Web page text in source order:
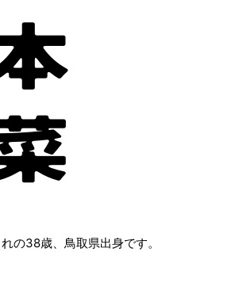
の38歳、鳥取県出身です。